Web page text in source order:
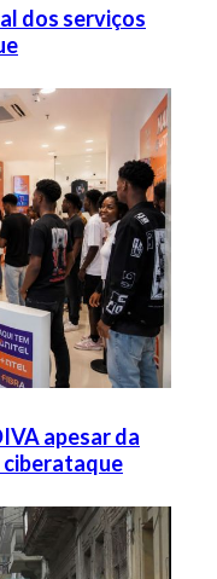
dos serviços
apesar da
ciberataque